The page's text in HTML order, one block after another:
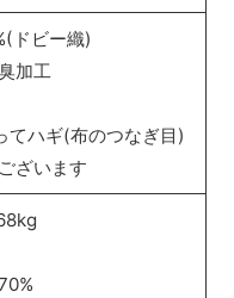
ドビー織)
加工
てハギ(布のつなぎ目)
ざいます